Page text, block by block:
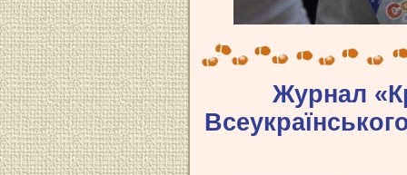
Журнал